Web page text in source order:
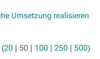
Umsetzung realisieren
(20 | 50 | 100 | 250 | 500)